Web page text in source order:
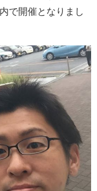
で開催となりまし